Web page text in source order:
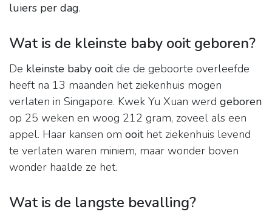
luiers per dag.
Wat is de kleinste baby ooit geboren?
De kleinste baby ooitdie de geboorte overleefde
heeft na 13 maanden het ziekenhuis mogen
verlaten in Singapore. Kwek Yu Xuan werd geboren
op 25 weken en woog 212 gram, zoveel als een
appel. Haar kansen om ooithet ziekenhuis levend
te verlaten waren miniem, maar wonder boven
wonder haalde ze het.
Wat is de langste bevalling?